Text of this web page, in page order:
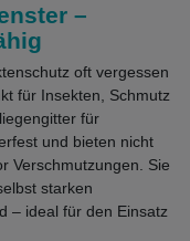
–
oft vergessen
für Insekten, Schmutz
für
und bieten nicht
Verschmutzungen. Sie
starken
– ideal für den Einsatz